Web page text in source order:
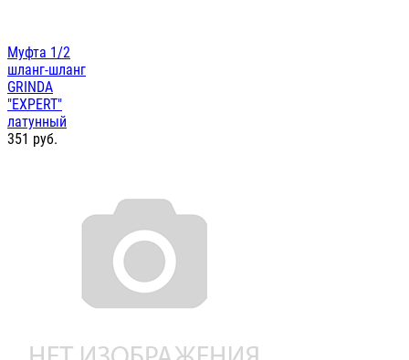
Муфта 1/2
шланг-шланг
GRINDA
"EXPERT"
латунный
351 руб.